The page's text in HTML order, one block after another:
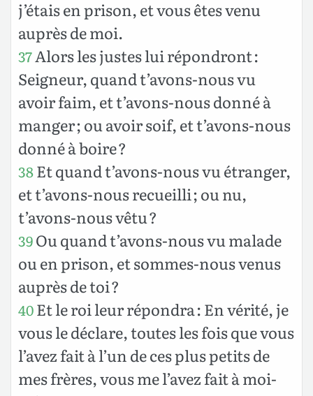
j’étais en prison, et vous êtes venu
auprès de moi.
37Alors les justes lui répondront :
Seigneur, quand t’avons-nous vu
avoir faim, et t’avons-nous donné à
manger ; ou avoir soif, et t’avons-nous
donné à boire ?
38Et quand t’avons-nous vu étranger,
et t’avons-nous recueilli ; ou nu,
t’avons-nous vêtu ?
39Ou quand t’avons-nous vu malade
ou en prison, et sommes-nous venus
auprès de toi ?
40Et le roi leur répondra : En vérité, je
vous le déclare, toutes les fois que vous
l’avez fait à l’un de ces plus petits de
mes frères, vous me l’avez fait à moi-